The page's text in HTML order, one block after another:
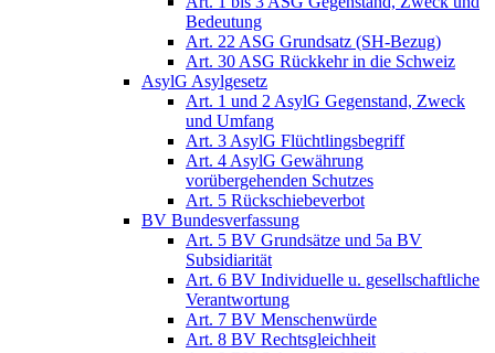
Bedeutung
Art. 22 ASG Grundsatz (SH-Bezug)
Art. 30 ASG Rückkehr in die Schweiz
AsylG Asylgesetz
Art. 1 und 2 AsylG Gegenstand, Zweck
und Umfang
Art. 3 AsylG Flüchtlingsbegriff
Art. 4 AsylG Gewährung
vorübergehenden Schutzes
Art. 5 Rückschiebeverbot
BV Bundesverfassung
Art. 5 BV Grundsätze und 5a BV
Subsidiarität
Art. 6 BV Individuelle u. gesellschaftliche
Verantwortung
Art. 7 BV Menschenwürde
Art. 8 BV Rechtsgleichheit